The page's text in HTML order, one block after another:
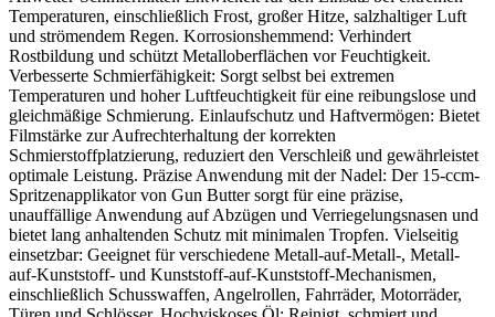
Temperaturen, einschließlich Frost, großer Hitze, salzhaltiger Luft
und strömendem Regen. Korrosionshemmend: Verhindert
Rostbildung und schützt Metalloberflächen vor Feuchtigkeit.
Verbesserte Schmierfähigkeit: Sorgt selbst bei extremen
Temperaturen und hoher Luftfeuchtigkeit für eine reibungslose und
gleichmäßige Schmierung. Einlaufschutz und Haftvermögen: Bietet
Filmstärke zur Aufrechterhaltung der korrekten
Schmierstoffplatzierung, reduziert den Verschleiß und gewährleistet
optimale Leistung. Präzise Anwendung mit der Nadel: Der 15-ccm-
Spritzenapplikator von Gun Butter sorgt für eine präzise,
unauffällige Anwendung auf Abzügen und Verriegelungsnasen und
bietet lang anhaltenden Schutz mit minimalen Tropfen. Vielseitig
einsetzbar: Geeignet für verschiedene Metall-auf-Metall-, Metall-
auf-Kunststoff- und Kunststoff-auf-Kunststoff-Mechanismen,
einschließlich Schusswaffen, Angelrollen, Fahrräder, Motorräder,